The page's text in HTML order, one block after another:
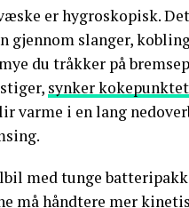
er hygroskopisk.
gjennom slanger,
du tråkker på
synker
varme i en lang
med tunge
må håndtere mer